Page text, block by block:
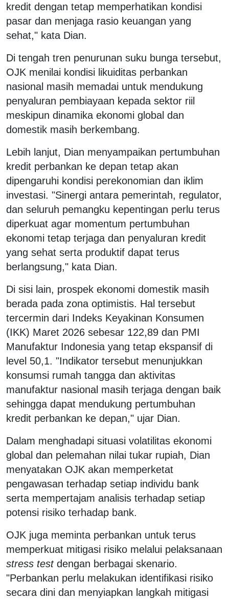
kredit dengan tetap memperhatikan kondisi
pasar dan menjaga rasio keuangan yang
sehat," kata Dian.
Di tengah tren penurunan suku bunga tersebut,
OJK menilai kondisi likuiditas perbankan
nasional masih memadai untuk mendukung
penyaluran pembiayaan kepada sektor riil
meskipun dinamika ekonomi global dan
domestik masih berkembang.
Lebih lanjut, Dian menyampaikan pertumbuhan
kredit perbankan ke depan tetap akan
dipengaruhi kondisi perekonomian dan iklim
investasi. "Sinergi antara pemerintah, regulator,
dan seluruh pemangku kepentingan perlu terus
diperkuat agar momentum pertumbuhan
ekonomi tetap terjaga dan penyaluran kredit
yang sehat serta produktif dapat terus
berlangsung," kata Dian.
Di sisi lain, prospek ekonomi domestik masih
berada pada zona optimistis. Hal tersebut
tercermin dari Indeks Keyakinan Konsumen
(IKK) Maret 2026 sebesar 122,89 dan PMI
Manufaktur Indonesia yang tetap ekspansif di
level 50,1. "Indikator tersebut menunjukkan
konsumsi rumah tangga dan aktivitas
manufaktur nasional masih terjaga dengan baik
sehingga dapat mendukung pertumbuhan
kredit perbankan ke depan," ujar Dian.
Dalam menghadapi situasi volatilitas ekonomi
global dan pelemahan nilai tukar rupiah, Dian
menyatakan OJK akan memperketat
pengawasan terhadap setiap individu bank
serta mempertajam analisis terhadap setiap
potensi risiko terhadap bank.
OJK juga meminta perbankan untuk terus
memperkuat mitigasi risiko melalui pelaksanaan
stress testdengan berbagai skenario.
"Perbankan perlu melakukan identifikasi risiko
secara dini dan menyiapkan langkah mitigasi